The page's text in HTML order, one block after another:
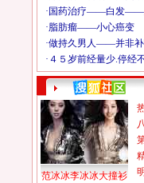
范冰冰李冰冰大撞衫